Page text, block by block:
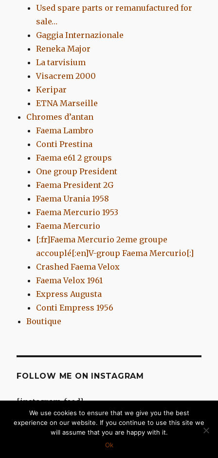
Used spare parts or remanufactured for
sale…
Gaggia Internazionale
Reneka Major
La tarvisium
Visacrem 2000
Keripar
ETNA Marseille
Chromes d’antan
Faema Lambro
Conti Prestina
Faema e61 2 groups
One group President
Faema President 2G
Faema Urania 1958
Faema Mercurio 1953
Faema Mercurio
[:fr]Faema Mercurio 2eme groupe
accouplé[:en]V-group Faema Mercurio[:]
Crashed Faema Velox
Faema Velox 1961
Express Augusta
Conti Empress 1956
Boutique
FOLLOW ME ON INSTAGRAM
[instagram-feed]
Fièrement propulsé par WordPress
We use cookies to ensure that we give you the best
experience on our website. If you continue to use this site we
will assume that you are happy with it.
Ok